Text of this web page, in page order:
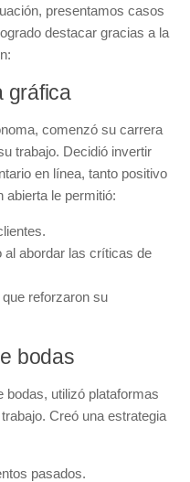
presentamos casos
destacar gracias a la
gráfica
comenzó su carrera
trabajo. Decidió invertir
en línea, tanto positivo
abierta le permitió:
al abordar las críticas de
reforzaron su
bodas
bodas, utilizó plataformas
Creó una estrategia
pasados.